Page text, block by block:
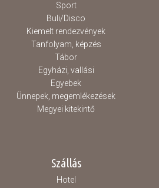
Sport
Buli/Disco
Kiemelt rendezvények
Tanfolyam, képzés
Tábor
Egyházi, vallási
Egyebek
Ünnepek, megemlékezések
Megyei kitekintő
Szállás
Hotel